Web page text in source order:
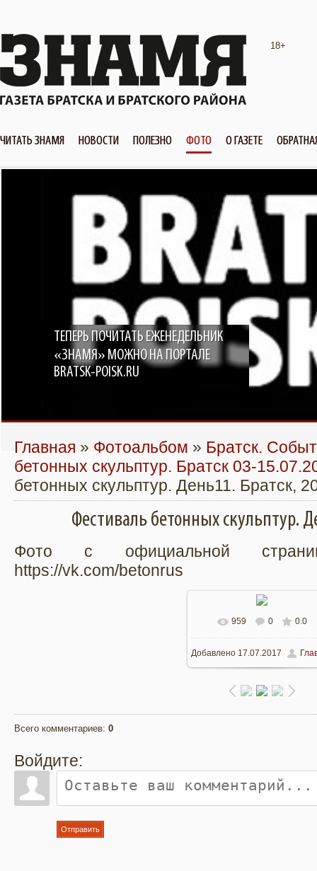
18+
ЧИТАТЬ ЗНАМЯ НОВОСТИ ПОЛЕЗНО ФОТО О ГАЗЕТЕ
ТЕПЕРЬ ПОЧИТАТЬ ЕЖЕНЕДЕЛЬНИК
«ЗНАМЯ» МОЖНО НА ПОРТАЛЕ
BRATSK-POISK.RU
Главная » Фотоальбом » Братск.
бетонных скульптур. Братск 03-
бетонных скульптур. День11. Братск,
Фестиваль бетонных скульптур.
Фото с официальной
https://vk.com/betonrus
В реальном размере
960x719 / 285.2Kb
959 0 0.0
Добавлено17.07.2017
Всего комментариев: 0
Войдите:
Отправить